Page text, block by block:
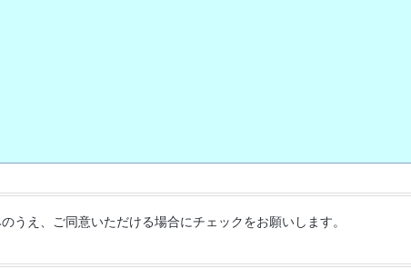
うえ、ご同意いただける場合にチェックをお願いします。